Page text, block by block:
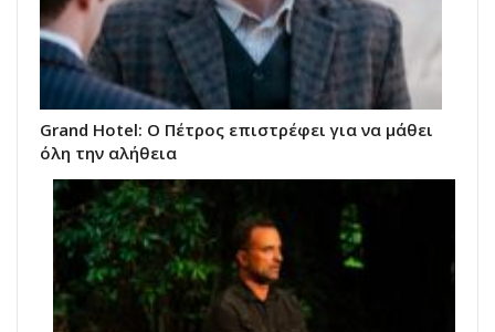
Grand Hotel: Ο Πέτρος επιστρέφει για να μάθει
όλη την αλήθεια